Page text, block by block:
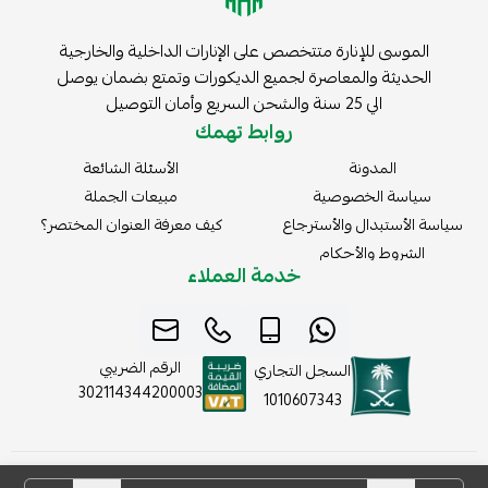
الموسى للإنارة متتخصص على الإنارات الداخلية والخارجية
الحديثة والمعاصرة لجميع الديكورات وتمتع بضمان يوصل
الي 25 سنة والشحن السريع وأمان التوصيل
روابط تهمك
المدونة
سياسة الخصوصية
سياسة الأستبدال والأسترجاع
الشروط والأحكام
الأسئلة الشائعة
مبيعات الجملة
كيف معرفة العنوان المختصر؟
خدمة العملاء
السجل التجاري
1010607343
الرقم الضريبي
302114344200003